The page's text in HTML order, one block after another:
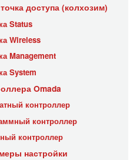
доступа (колхозим)
Status
Wireless
Management
System
Omada
контроллер
контроллер
контроллер
настройки